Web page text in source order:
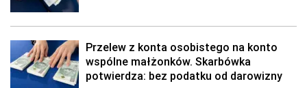
Przelew z konta osobistego na konto
wspólne małżonków. Skarbówka
potwierdza: bez podatku od darowizny